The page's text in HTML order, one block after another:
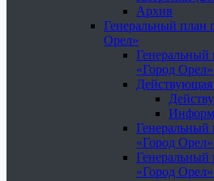
Архив
Генеральный план
Орел»
Генеральный
«Город Орел»
Действующая
Генеральный
«Город
Генеральный
«Город